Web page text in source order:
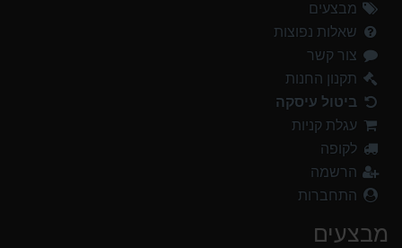
מבצעים
שאלות נפוצות
צור קשר
תקנון החנות
ביטול עיסקה
עגלת קניות
לקופה
הרשמה
התחברות
מבצעים